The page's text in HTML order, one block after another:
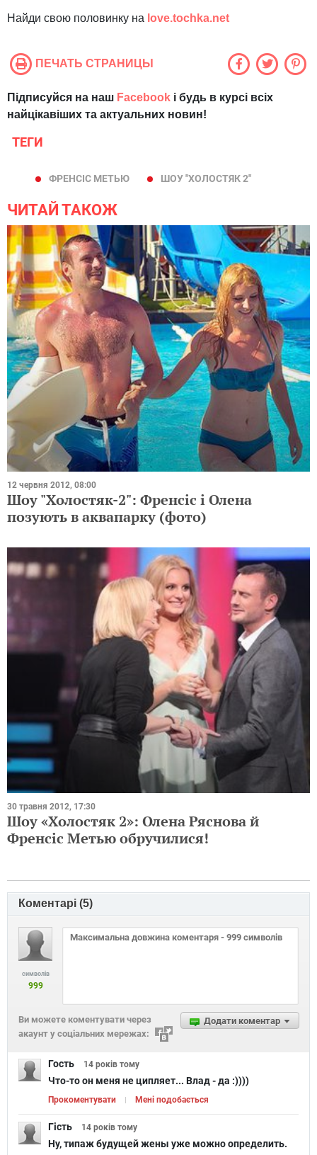
Найди свою половинку на love.tochka.net
ПЕЧАТЬ СТРАНИЦЫ
Підписуйся на наш Facebook і будь в курсі всіх
найцікавіших та актуальних новин!
ТЕГИ
ФРЕНСІС МЕТЬЮ ШОУ "ХОЛОСТЯК 2"
ЧИТАЙ ТАКОЖ
12 червня 2012, 08:00
Шоу "Холостяк-2": Френсіс і Олена
позують в аквапарку (фото)
30 травня 2012, 17:30
Шоу «Холостяк 2»: Олена Ряснова й
Френсіс Метью обручилися!
Коментарі (5)
символів
999
Додати коментар
Ви можете коментувати через
акаунт у соціальних мережах:
Гость 14 років тому
Что-то он меня не ципляет... Влад - да :))))
Прокоментувати Мені подобається
Гість 14 років тому
Ну, типаж будущей жены уже можно определить.